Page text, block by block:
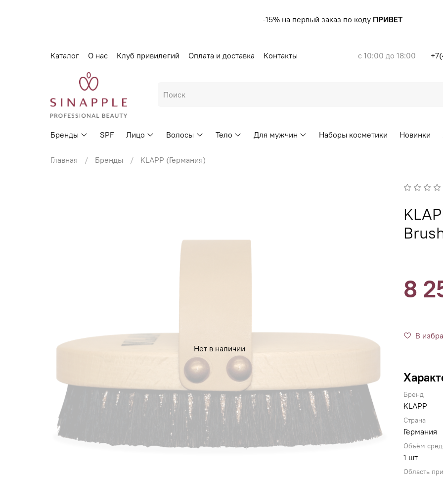
-15% на первый заказ по коду ПРИВЕТ
Каталог О нас Клуб привилегий Оплата и доставка Контакты с 10:00 до 18:00
Бренды SPF Лицо Волосы Тело Для мужчин Наборы косметики Новинки
Главная Бренды KLAPP (Германия)
Нет в наличии
8
В
Бренд
KLAPP
Страна
Германия
Объём
1 шт
Область